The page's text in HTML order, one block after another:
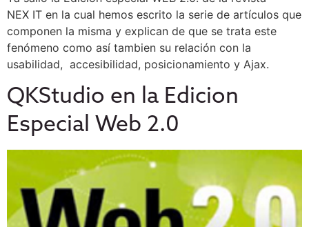
NEX IT en la cual hemos escrito la serie de artículos que
componen la misma y explican de que se trata este
fenómeno como así tambien su relación con la
usabilidad, accesibilidad, posicionamiento y Ajax.
QKStudio en la Edicion
Especial Web 2.0